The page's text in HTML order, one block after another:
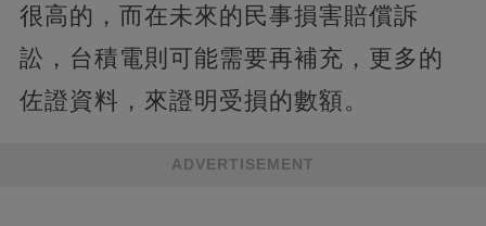
很高的，而在未來的民事損害賠償訴
訟，台積電則可能需要再補充，更多的
佐證資料，來證明受損的數額。
ADVERTISEMENT